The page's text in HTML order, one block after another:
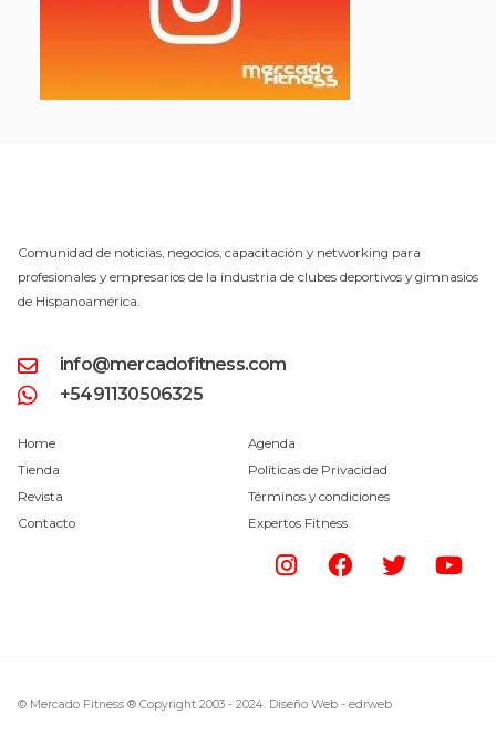
Comunidad de noticias, negocios, capacitación y networking para
profesionales y empresarios de la industria de clubes deportivos y gimnasios
de Hispanoamérica.
info@mercadofitness.com
+5491130506325
Home
Tienda
Revista
Contacto
Agenda
Políticas de Privacidad
Términos y condiciones
Expertos Fitness
© Mercado Fitness ® Copyright 2003 - 2024. Diseño Web - edrweb